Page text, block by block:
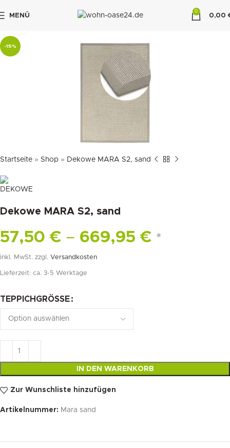
MENÜ
0
0,00
-15%
Startseite » Shop » Dekowe MARA S2, sand
Dekowe MARA S2, sand
57,50 € – 669,95 € *
inkl. MwSt. zzgl. Versandkosten
Lieferzeit: ca. 3-5 Werktage
TEPPICHGRÖSSE
IN DEN WARENKORB
Zur Wunschliste hinzufügen
Artikelnummer: Mara sand